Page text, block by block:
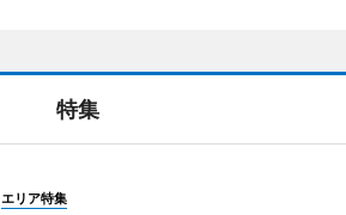
特集
エリア特集